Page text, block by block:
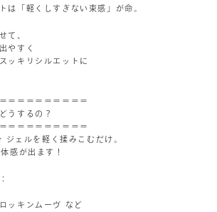
は「軽くしすぎない束感」が命。
て、
やすく
ッキリシルエットに
＝＝＝＝＝＝＝＝＝
うするの？
＝＝＝＝＝＝＝＝＝
ジェルを軽く揉みこむだけ。
感が出ます！
ッキンムーヴ など